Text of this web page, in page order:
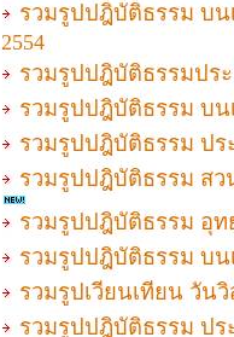
รวมรูปปฎิบัติธรรม บน
2554
รวมรูปปฎิบัติธรรมประ
รวมรูปปฎิบัติธรรม บน
รวมรูปปฎิบัติธรรม ปร
รวมรูปปฎิบัติธรรม สว
รวมรูปปฎิบัติธรรม อุท
รวมรูปปฎิบัติธรรม บน
รวมรูปเวียนเทียน วัน
รวมรูปปฎิบัติธรรม ปร